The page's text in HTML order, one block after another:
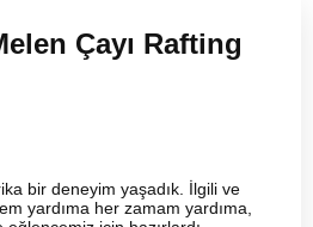
Çayı Rafting
bir deneyim yaşadık. İlgili ve
yardıma her zamam yardıma,